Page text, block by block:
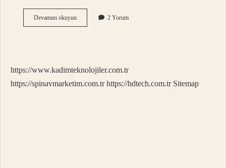
Devamını okuyunAdalet
Ne
2 Yorum
https://www.kadimteknolojiler.com.tr
https://spinavmarketim.com.tr https://hdtech.com.tr Sitemap